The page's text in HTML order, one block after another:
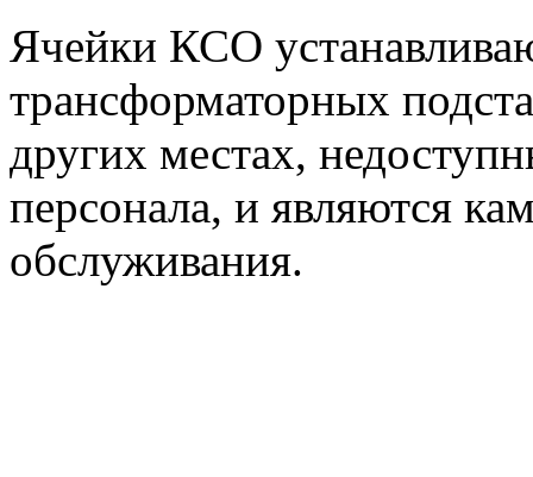
Ячейки КСО
трансформаторных
других местах,
персонала, и являются
обслуживания.